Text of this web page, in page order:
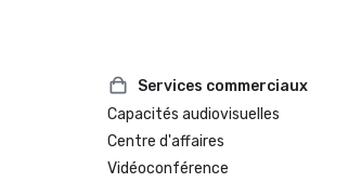
Services commerciaux
Capacités audiovisuelles
Centre d'affaires
Vidéoconférence